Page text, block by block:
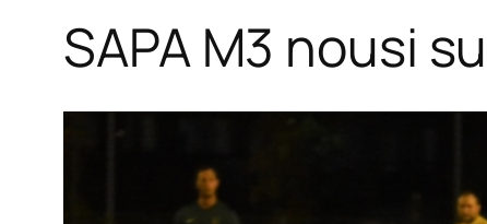
SAPA M3 nousi